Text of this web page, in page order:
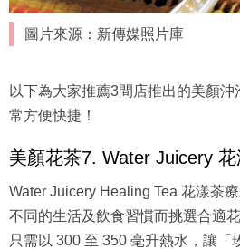
圖片來源：新傳媒照片庫
以下為大家推薦3間店推出的美顏
常方便快捷！
美顏花茶7. Water Juicery
Water Juicery Healing Tea 花漾茶
不同的生活及飲食習慣而挑選合適
只需以 300 至 350 毫升熱水，讓「